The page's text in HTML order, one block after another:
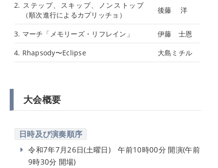
2. ステップ、スキップ、ノンストップ
（順次進行によるカプリッチョ）
後藤 洋
3. マーチ「メモリーズ・リフレイン」 伊藤 士恩
4. Rhapsody〜Eclipse 大島ミチル
大会概要
日時及び演奏順序
令和7年7月26日(土曜日) 午前10時00分 開演(午前
9時30分 開場)